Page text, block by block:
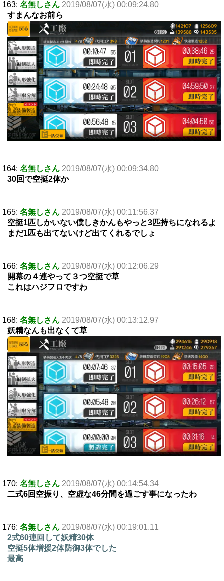
163: 名無しさん 2019/08/07(水) 00:09:24.80
すまんなお前ら
164: 名無しさん 2019/08/07(水) 00:09:34.80
30回で空挺2体か
165: 名無しさん 2019/08/07(水) 00:11:56.37
空挺1匹しかいない僕しきかんもやっと3匹持ちになれるよ
まだ1匹も出てないけど出てくれるでしょ
166: 名無しさん 2019/08/07(水) 00:12:06.29
開幕の４連やって３つ空挺で草
これはハジフロですわ
168: 名無しさん 2019/08/07(水) 00:13:12.97
妖精なんも出なくて草
170: 名無しさん 2019/08/07(水) 00:14:54.34
二式6回空振り、空虚な46分間を過ごす事になったわ
176: 名無しさん 2019/08/07(水) 00:19:01.11
2式60連回して妖精30体
空挺5体増援2体防御3体でした
最高